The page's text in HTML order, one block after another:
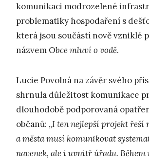
komunikaci modrozelené
problematiky hospodaření s
která jsou součástí nově vzniklé
názvem Obce mluví o vodě.
Lucie Povolná na závěr svého
shrnula důležitost komunikace
dlouhodobě podporovaná
občanů: „I ten nejlepší projekt řeší
a města musí komunikovat
navenek, ale i uvnitř úřadu. Během